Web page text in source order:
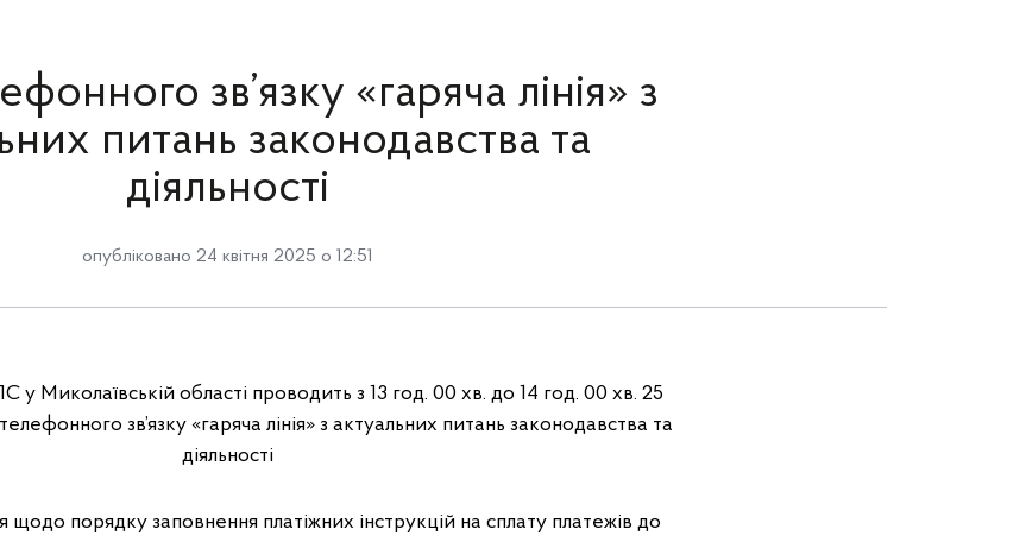
зв’язку «гаряча лінія» з
питань законодавства та
діяльності
опубліковано 24 квітня 2025 о 12:51
у Миколаївській області проводить з 13 год. 00 хв. до 14 год. 00 хв. 25
зв’язку «гаряча лінія» з актуальних питань законодавства та
діяльності
щодо порядку заповнення платіжних інструкцій на сплату платежів до